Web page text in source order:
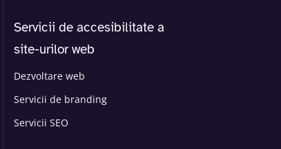
Servicii de accesibilitate a
site-urilor web
Dezvoltare web
Servicii de branding
Servicii SEO